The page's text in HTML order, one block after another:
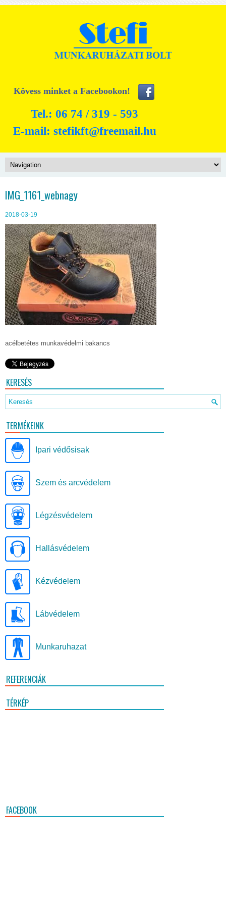
Kövess minket a Facebookon!
Tel.: 06 74 / 319 - 593
E-mail: stefikft@freemail.hu
IMG_1161_webnagy
2018-03-19
acélbetétes munkavédelmi bakancs
KERESÉS
TERMÉKEINK
Ipari védősisak
Szem és arcvédelem
Légzésvédelem
Hallásvédelem
Kézvédelem
Lábvédelem
Munkaruhazat
REFERENCIÁK
TÉRKÉP
FACEBOOK